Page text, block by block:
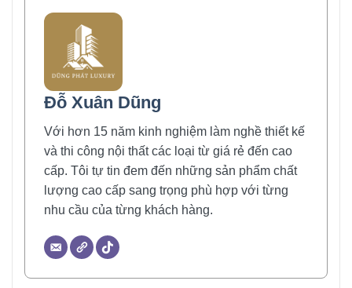
Đỗ Xuân Dũng
Với hơn 15 năm kinh nghiệm làm nghề thiết kế
và thi công nội thất các loại từ giá rẻ đến cao
cấp. Tôi tự tin đem đến những sản phẩm chất
lượng cao cấp sang trọng phù hợp với từng
nhu cầu của từng khách hàng.